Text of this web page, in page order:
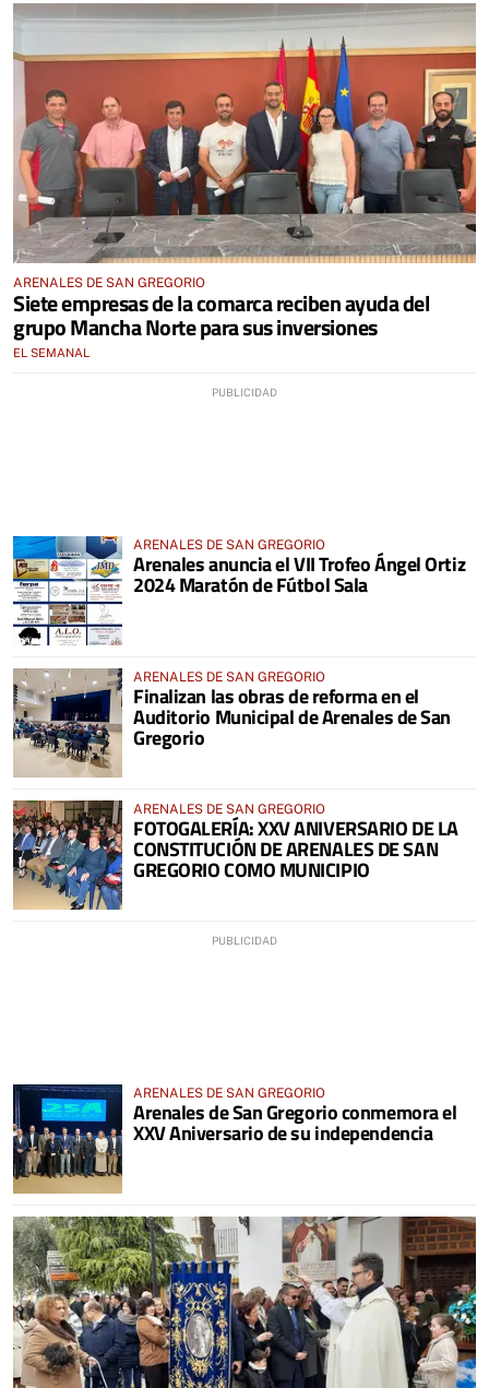
ARENALES DE SAN GREGORIO
Siete empresas de la comarca reciben ayuda del
grupo Mancha Norte para sus inversiones
EL SEMANAL
ARENALES DE SAN GREGORIO
Arenales anuncia el VII Trofeo Ángel Ortiz
2024 Maratón de Fútbol Sala
ARENALES DE SAN GREGORIO
Finalizan las obras de reforma en el
Auditorio Municipal de Arenales de San
Gregorio
ARENALES DE SAN GREGORIO
FOTOGALERÍA: XXV ANIVERSARIO DE LA
CONSTITUCIÓN DE ARENALES DE SAN
GREGORIO COMO MUNICIPIO
ARENALES DE SAN GREGORIO
Arenales de San Gregorio conmemora el
XXV Aniversario de su independencia